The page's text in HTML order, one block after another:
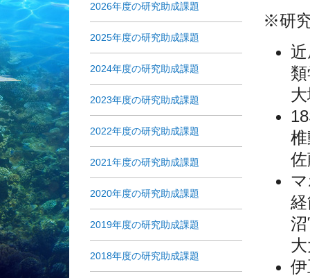
2026年度の研究助成課題
2025年度の研究助成課題
2024年度の研究助成課題
2023年度の研究助成課題
2022年度の研究助成課題
2021年度の研究助成課題
2020年度の研究助成課題
2019年度の研究助成課題
2018年度の研究助成課題
※研